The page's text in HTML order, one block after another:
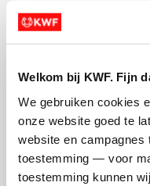
Welkom bij KWF. Fijn
We gebruiken cookies
onze website goed te
website en
toestemming — voor
toestemming kunnen